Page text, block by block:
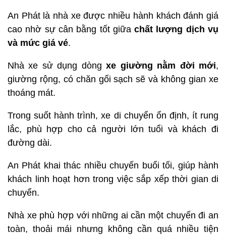
An Phát là nhà xe được nhiều hành khách đánh giá
cao nhờ sự cân bằng tốt giữachất lượng dịch vụ
và mức giá vé.
Nhà xe sử dụng dòngxe giường nằm đời mới,
giường rộng, có chăn gối sạch sẽ và không gian xe
thoáng mát.
Trong suốt hành trình, xe di chuyển ổn định, ít rung
lắc, phù hợp cho cả người lớn tuổi và khách đi
đường dài.
An Phát khai thác nhiều chuyến buổi tối, giúp hành
khách linh hoạt hơn trong việc sắp xếp thời gian di
chuyển.
Nhà xe phù hợp với những ai cần một chuyến đi an
toàn, thoải mái nhưng không cần quá nhiều tiện